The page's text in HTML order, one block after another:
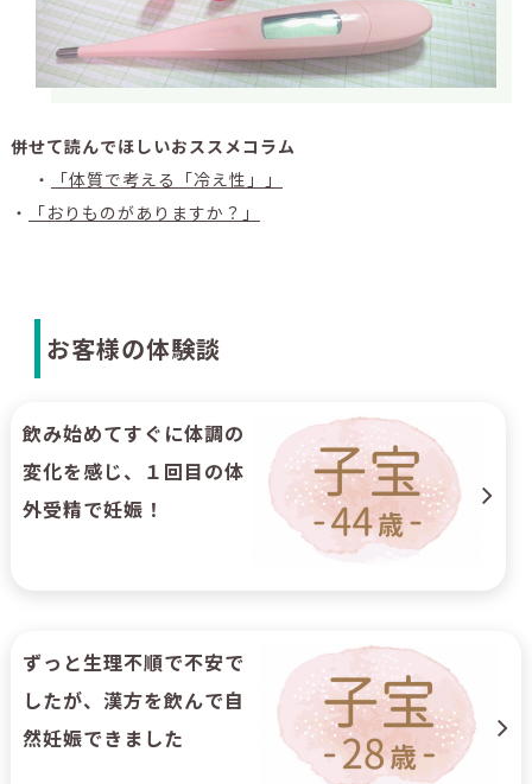
併せて読んでほしいおススメコラム
・
「体質で考える「冷え性」」
・
「おりものがありますか？」
お客様の体験談
飲み始めてすぐに体調の
変化を感じ、１回目の体
外受精で妊娠！
ずっと生理不順で不安で
したが、漢方を飲んで自
然妊娠できました